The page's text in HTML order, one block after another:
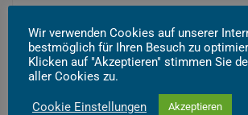
Wir verwenden Cookies auf unserer
bestmöglich für Ihren Besuch zu
Klicken auf "Akzeptieren" stimmen Sie
aller Cookies zu.
Cookie Einstellungen Akzeptieren